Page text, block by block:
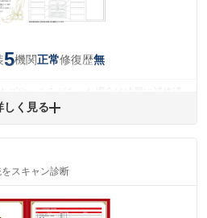
5機関正常修復歴無
なキズやヘコミが残っている場合もありま
ない綺麗な室内を保っています。
はありません。
しく見る
スキャン診断